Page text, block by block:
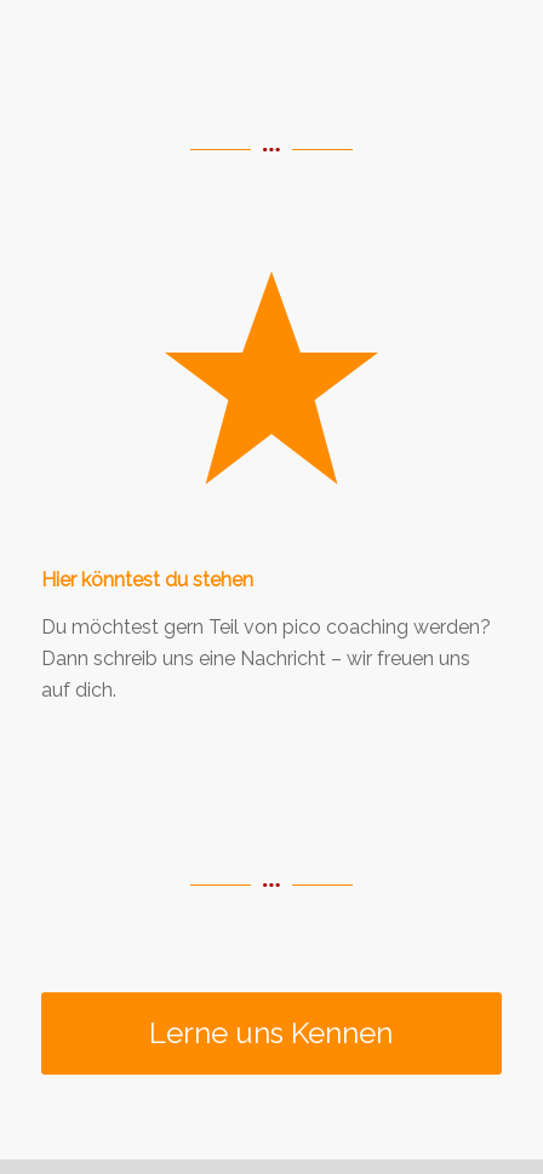
Hier könntest du stehen
Du möchtest gern Teil von pico coaching werden?
Dann schreib uns eine Nachricht – wir freuen uns
auf dich.
Lerne uns Kennen